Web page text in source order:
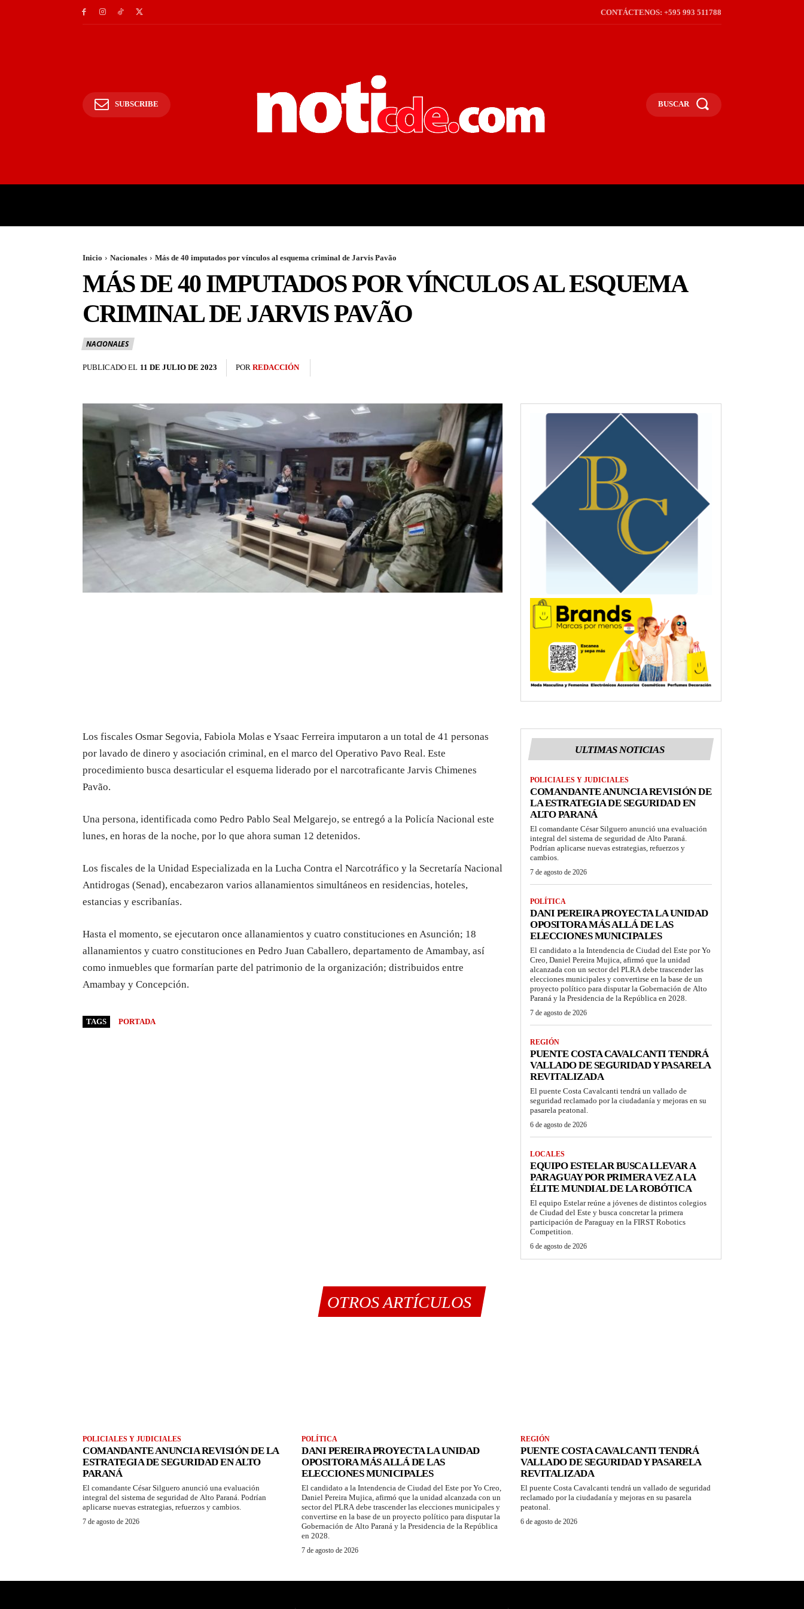
CONTÁCTENOS: +595 993 511788
SUBSCRIBE BUSCAR
Inicio Nacionales Más de 40 imputados por vínculos al esquema criminal de Jarvis Pavão
MÁS DE 40 IMPUTADOS POR VÍNCULOS AL ESQUEMA
CRIMINAL DE JARVIS PAVÃO
NACIONALES
PUBLICADO EL 11 DE JULIO DE 2023 POR REDACCIÓN
Los fiscales Osmar Segovia, Fabiola Molas e Ysaac Ferreira imputaron a un total de 41 personas
por lavado de dinero y asociación criminal, en el marco del Operativo Pavo Real. Este
procedimiento busca desarticular el esquema liderado por el narcotraficante Jarvis Chimenes
Pavão.
Una persona, identificada como Pedro Pablo Seal Melgarejo, se entregó a la Policía Nacional este
lunes, en horas de la noche, por lo que ahora suman 12 detenidos.
Los fiscales de la Unidad Especializada en la Lucha Contra el Narcotráfico y la Secretaría Nacional
Antidrogas (Senad), encabezaron varios allanamientos simultáneos en residencias, hoteles,
estancias y escribanías.
Hasta el momento, se ejecutaron once allanamientos y cuatro constituciones en Asunción; 18
allanamientos y cuatro constituciones en Pedro Juan Caballero, departamento de Amambay, así
como inmuebles que formarían parte del patrimonio de la organización; distribuidos entre
Amambay y Concepción.
TAGS PORTADA
ULTIMAS NOTICIAS
POLICIALES Y JUDICIALES
COMANDANTE ANUNCIA REVISIÓN DE
LA ESTRATEGIA DE SEGURIDAD EN
ALTO PARANÁ
El comandante César Silguero anunció una evaluación
integral del sistema de seguridad de Alto Paraná.
Podrían aplicarse nuevas estrategias, refuerzos y
cambios.
7 de agosto de 2026
POLÍTICA
DANI PEREIRA PROYECTA LA UNIDAD
OPOSITORA MÁS ALLÁ DE LAS
ELECCIONES MUNICIPALES
El candidato a la Intendencia de Ciudad del Este por Yo
Creo, Daniel Pereira Mujica, afirmó que la unidad
alcanzada con un sector del PLRA debe trascender las
elecciones municipales y convertirse en la base de un
proyecto político para disputar la Gobernación de Alto
Paraná y la Presidencia de la República en 2028.
7 de agosto de 2026
REGIÓN
PUENTE COSTA CAVALCANTI TENDRÁ
VALLADO DE SEGURIDAD Y PASARELA
REVITALIZADA
El puente Costa Cavalcanti tendrá un vallado de
seguridad reclamado por la ciudadanía y mejoras en su
pasarela peatonal.
6 de agosto de 2026
LOCALES
EQUIPO ESTELAR BUSCA LLEVAR A
PARAGUAY POR PRIMERA VEZ A LA
ÉLITE MUNDIAL DE LA ROBÓTICA
El equipo Estelar reúne a jóvenes de distintos colegios
de Ciudad del Este y busca concretar la primera
participación de Paraguay en la FIRST Robotics
Competition.
6 de agosto de 2026
OTROS ARTÍCULOS
POLICIALES Y JUDICIALES
COMANDANTE ANUNCIA REVISIÓN DE LA
ESTRATEGIA DE SEGURIDAD EN ALTO
PARANÁ
El comandante César Silguero anunció una evaluación
integral del sistema de seguridad de Alto Paraná. Podrían
aplicarse nuevas estrategias, refuerzos y cambios.
7 de agosto de 2026
POLÍTICA
DANI PEREIRA PROYECTA LA UNIDAD
OPOSITORA MÁS ALLÁ DE LAS
ELECCIONES MUNICIPALES
El candidato a la Intendencia de Ciudad del Este por Yo Creo,
Daniel Pereira Mujica, afirmó que la unidad alcanzada con un
sector del PLRA debe trascender las elecciones municipales y
convertirse en la base de un proyecto político para disputar la
Gobernación de Alto Paraná y la Presidencia de la República
en 2028.
7 de agosto de 2026
REGIÓN
PUENTE COSTA CAVALCANTI TENDRÁ
VALLADO DE SEGURIDAD Y PASARELA
REVITALIZADA
El puente Costa Cavalcanti tendrá un vallado de seguridad
reclamado por la ciudadanía y mejoras en su pasarela
peatonal.
6 de agosto de 2026